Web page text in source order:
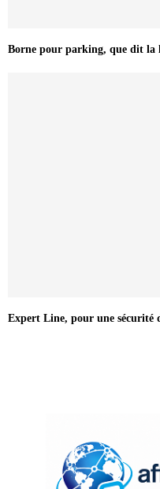
Borne pour parking, que dit la
Expert Line, pour une sécurité